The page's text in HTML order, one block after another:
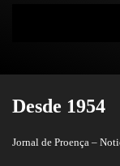
Desde 1954
Jornal de Proença –